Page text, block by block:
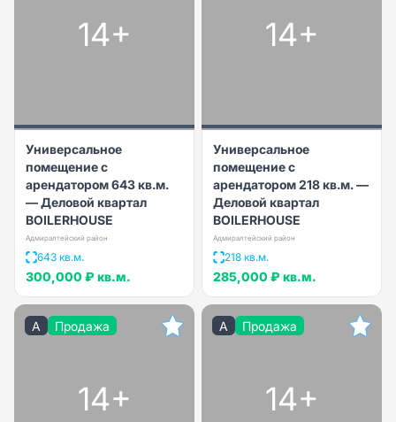
14+
Универсальное
помещение с
арендатором 643 кв.м.
— Деловой квартал
BOILERHOUSE
Адмиралтейский район
643 кв.м.
300,000 ₽ кв.м.
14+
Универсальное
помещение с
арендатором 218 кв.м. —
Деловой квартал
BOILERHOUSE
Адмиралтейский район
218 кв.м.
285,000 ₽ кв.м.
A Продажа
14+
A Продажа
14+